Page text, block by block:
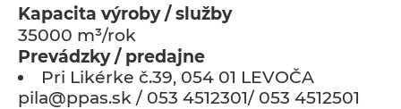
Kapacita výroby / služby
35000 m³/rok
Prevádzky / predajne
Pri Likérke č.39, 054 01 LEVOČA
pila@ppas.sk / 053 4512301/ 053 4512501